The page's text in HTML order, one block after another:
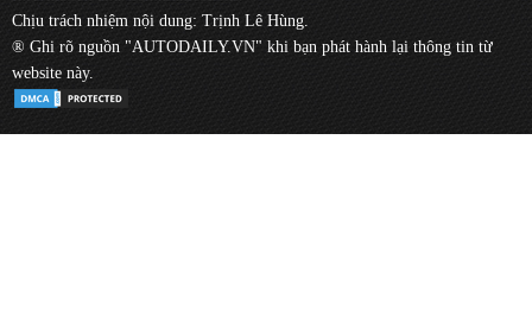
Chịu trách nhiệm nội dung: Trịnh Lê Hùng.
® Ghi rõ nguồn "AUTODAILY.VN" khi bạn phát hành lại thông tin từ
website này.